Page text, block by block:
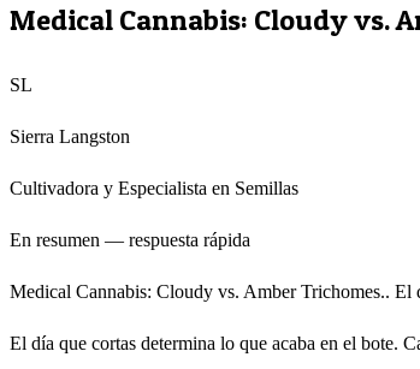
Medical Cannabis: Cloudy vs.
SL
Sierra Langston
Cultivadora y Especialista en Semillas
En resumen — respuesta rápida
Medical Cannabis: Cloudy vs. Amber Trichomes.. El
El día que cortas determina lo que acaba en el bote.